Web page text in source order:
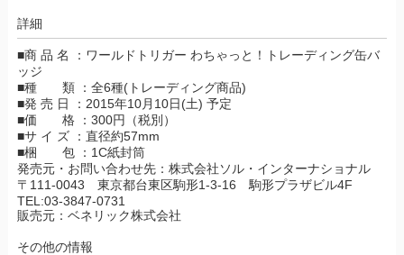
詳細
■商 品 名 ：ワールドトリガー わちゃっと！トレーディング缶バ
ッジ
■種 類 ：全6種(トレーディング商品)
■発 売 日 ：2015年10月10日(土) 予定
■価 格 ：300円（税別）
■サ イ ズ ：直径約57mm
■梱 包 ：1C紙封筒
発売元・お問い合わせ先：株式会社ソル・インターナショナル
〒111-0043 東京都台東区駒形1-3-16 駒形プラザビル4F
TEL:03-3847-0731
販売元：ベネリック株式会社
その他の情報